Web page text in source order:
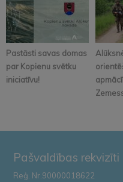
Pastāsti savas domas
par Kopienu svētku
iniciatīvu!
Pašvaldības rekvizīti
Reģ. Nr.90000018622